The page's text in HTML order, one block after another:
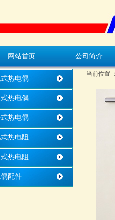
网站首页 公司简介
热电偶
热电偶
热电偶
热电阻
热电阻
配件
当前位置 ：